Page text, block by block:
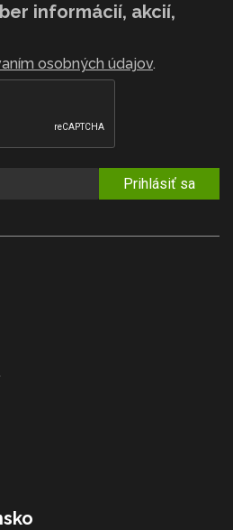
informácií, akcií,
osobných údajov.
Prihlásiť sa